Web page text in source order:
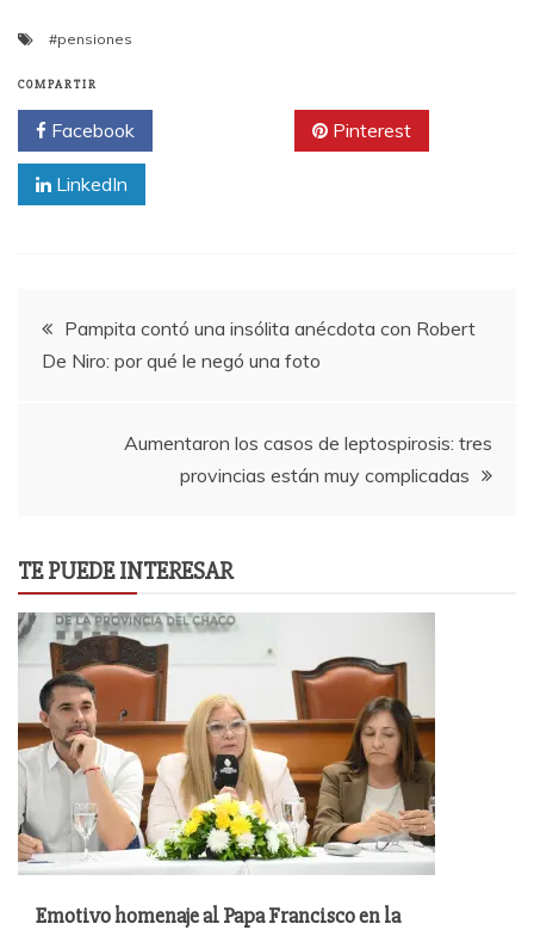
#pensiones
COMPARTIR
Facebook Pinterest
LinkedIn
Navegación
de
entradas
Pampita contó una insólita anécdota con Robert
De Niro: por qué le negó una foto
Aumentaron los casos de leptospirosis: tres
provincias están muy complicadas
TE PUEDE INTERESAR
Emotivo homenaje al Papa Francisco en la